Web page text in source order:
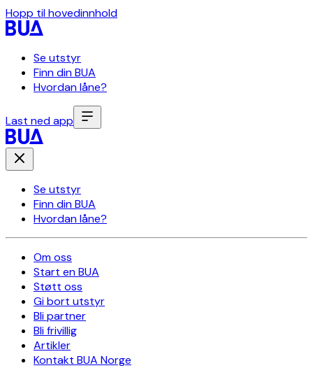
Hopp til hovedinnhold
Se utstyr
Finn din BUA
Hvordan låne?
Last ned app
Se utstyr
Finn din BUA
Hvordan låne?
Om oss
Start en BUA
Støtt oss
Gi bort utstyr
Bli partner
Bli frivillig
Artikler
Kontakt BUA Norge